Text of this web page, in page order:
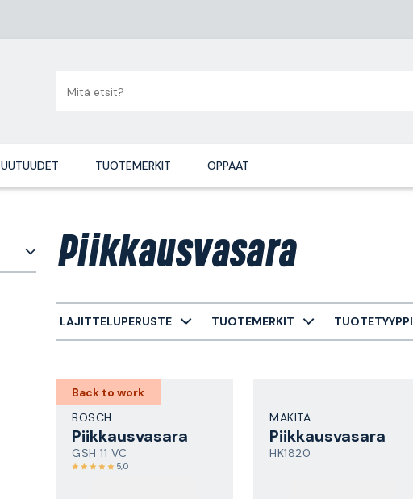
UUTUUDET TUOTEMERKIT OPPAAT
Piikkausvasara
LAJITTELUPERUSTE TUOTEMERKIT TUOTETYYPPI
Back to work
BOSCH
Piikkausvasara
GSH 11 VC
5,0
MAKITA
Piikkausvasara
HK1820